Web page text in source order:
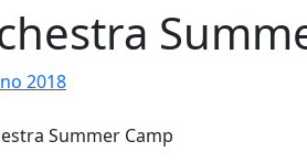
2018